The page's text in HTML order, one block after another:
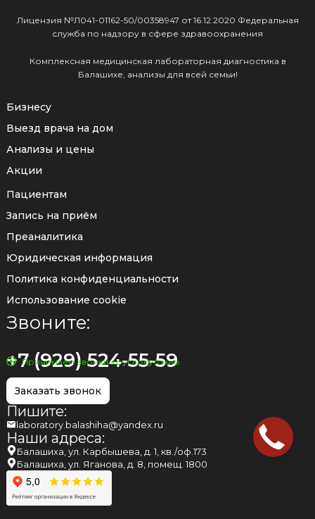
Лицензия №Л041-01162-50/00358947 от 16.12.2020 Федеральная
служба по надзору в сфере здравоохранения
Комплексная медицинская лабораторная диагностика в
Балашихе, анализы для всей семьи!
Бизнесу
Выезд врача на дом
Анализы и цены
Акции
Пациентам
Запись на приём
Преаналитика
Юридическая информация
Политика конфиденциальности
Использование cookie
Звоните:
+7 (929) 524-55-59
Принимаем звонки круглосуточно
Заказать звонок
Пишите:
laboratory.balashiha@yandex.ru
Наши адреса:
Балашиха, ул. Карбышева, д. 1, кв./оф.173
Балашиха, ул. Яганова, д. 8, помещ. 1800